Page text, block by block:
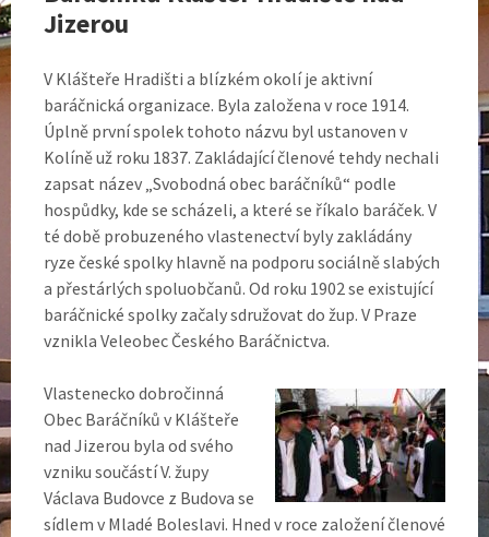
Jizerou
V Klášteře Hradišti a blízkém okolí je aktivní
baráčnická organizace. Byla založena v roce 1914.
Úplně první spolek tohoto názvu byl ustanoven v
Kolíně už roku 1837. Zakládající členové tehdy nechali
zapsat název „Svobodná obec baráčníků“ podle
hospůdky, kde se scházeli, a které se říkalo baráček. V
té době probuzeného vlastenectví byly zakládány
ryze české spolky hlavně na podporu sociálně slabých
a přestárlých spoluobčanů. Od roku 1902 se existující
baráčnické spolky začaly sdružovat do žup. V Praze
vznikla Veleobec Českého Baráčnictva.
Vlastenecko dobročinná
Obec Baráčníků v Klášteře
nad Jizerou byla od svého
vzniku součástí V. župy
Václava Budovce z Budova se
sídlem v Mladé Boleslavi. Hned v roce založení členové